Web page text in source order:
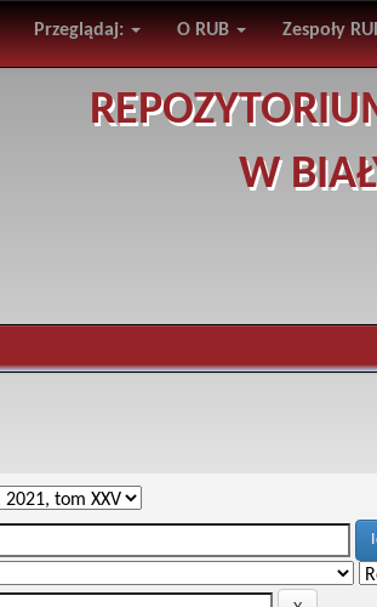
Przeglądaj: O RUB Zespoły
W